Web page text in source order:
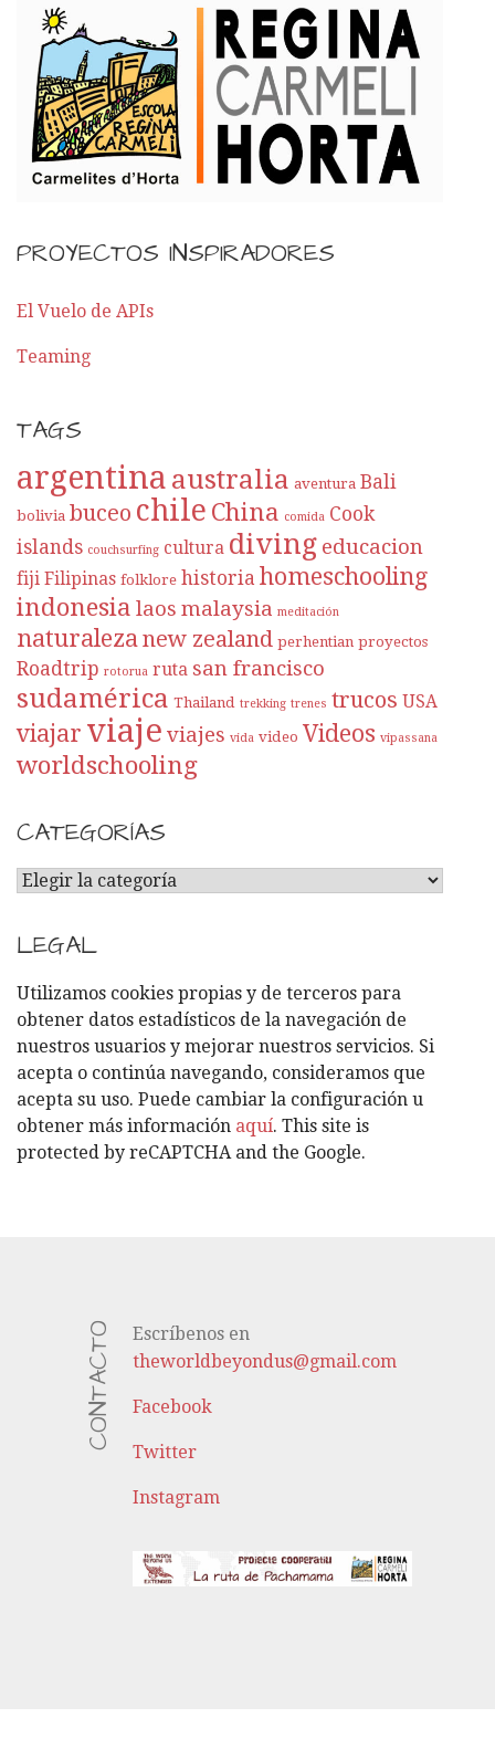
PROYECTOS INSPIRADORES
El Vuelo de APIs
Teaming
TAGS
argentina australia aventura Bali
bolivia buceo chile China comida Cook
islands couchsurfing cultura diving educacion
fiji Filipinas folklore historia homeschooling
indonesia laos malaysia meditación
naturaleza new zealand perhentian proyectos
Roadtrip rotorua ruta san francisco
sudamérica Thailand trekking trenes trucos USA
viajar viaje viajes vida video Videos vipassana
worldschooling
CATEGORÍAS
C
T
E
G
O
R
Í
A
S
LEGAL
Utilizamos cookies propias y de terceros para
obtener datos estadísticos de la navegación de
nuestros usuarios y mejorar nuestros servicios. Si
acepta o continúa navegando, consideramos que
acepta su uso. Puede cambiar la configuración u
obtener más información aquí. This site is
protected by reCAPTCHA and the Google.
CONTACTO
Escríbenos en
theworldbeyondus@gmail.com
Facebook
Twitter
Instagram